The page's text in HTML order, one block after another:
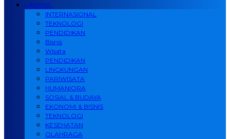
LAINNYA
INTERNASIONAL
TEKNOLOGI
PENDIDIKAN
Bisnis
Wisata
PENDIDIKAN
LINGKUNGAN
PARIWISATA
HUMANIORA
SOSIAL & BUDAYA
EKONOMI & BISNIS
TEKNOLOGI
KESEHATAN
OLAHRAGA